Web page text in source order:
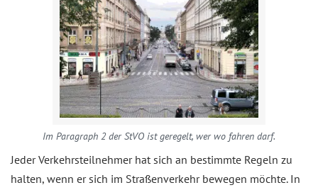
Im Paragraph 2 der StVO ist geregelt, wer wo fahren darf.
Jeder Verkehrsteilnehmer hat sich an bestimmte Regeln zu
halten, wenn er sich im Straßenverkehr bewegen möchte. In